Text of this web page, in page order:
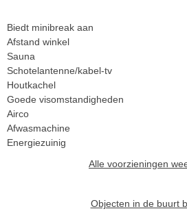
Biedt minibreak aan
Afstand winkel
Sauna
Schotelantenne/kabel-tv
Houtkachel
Goede visomstandigheden
Airco
Afwasmachine
Energiezuinig
Alle voorzieningen
Objecten in de buurt